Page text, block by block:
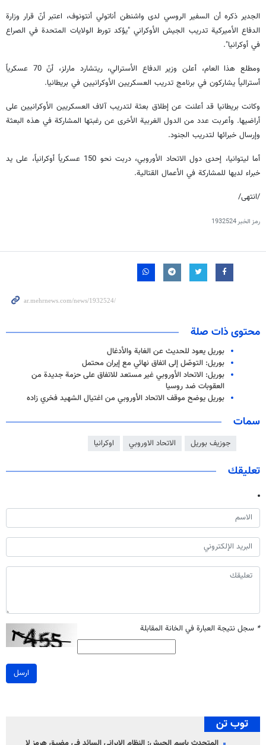
الجدير ذكره أن السفير الروسي لدى واشنطن أناتولي أنتونوف، اعتبر أنّ قرار وزارة
الدفاع الأميركية تدريب الجيش الأوكراني "يؤكد تورط الولايات المتحدة في الصراع
في أوكرانيا".
ومطلع هذا العام، أعلن وزير الدفاع الأسترالي، ريتشارد مارلز، أنّ 70 عسكرياً
أسترالياً يشاركون في برنامج تدريب العسكريين الأوكرانيين في بريطانيا.
وكانت بريطانيا قد أعلنت عن إطلاق بعثة لتدريب آلاف العسكريين الأوكرانيين على
أراضيها. وأعربت عدد من الدول الغربية الأخرى عن رغبتها المشاركة في هذه البعثة
وإرسال خبرائها لتدريب الجنود.
أما ليتوانيا، إحدى دول الاتحاد الأوروبي، دربت نحو 150 عسكرياً أوكرانياً، على يد
خبراء لديها للمشاركة في الأعمال القتالية.
/انتهى/
رمز الخبر1932524
محتوى ذات صلة
بوريل يعود للحديث عن الغابة والأدغال
بوريل: التوصّل إلى اتفاق نهائي مع إيران محتمل
بوريل: الاتحاد الأوروبي غير مستعد للاتفاق على حزمة جديدة من
العقوبات ضد روسيا
بوريل يوضح موقف الاتحاد الأوروبي من اغتيال الشهيد فخري زاده
سمات
جوزيف بوريل الاتحاد الاوروبي اوكرانيا
تعليقك
* سجل نتيجة العبارة في الخانة المقابلة
ارسل
توب تن